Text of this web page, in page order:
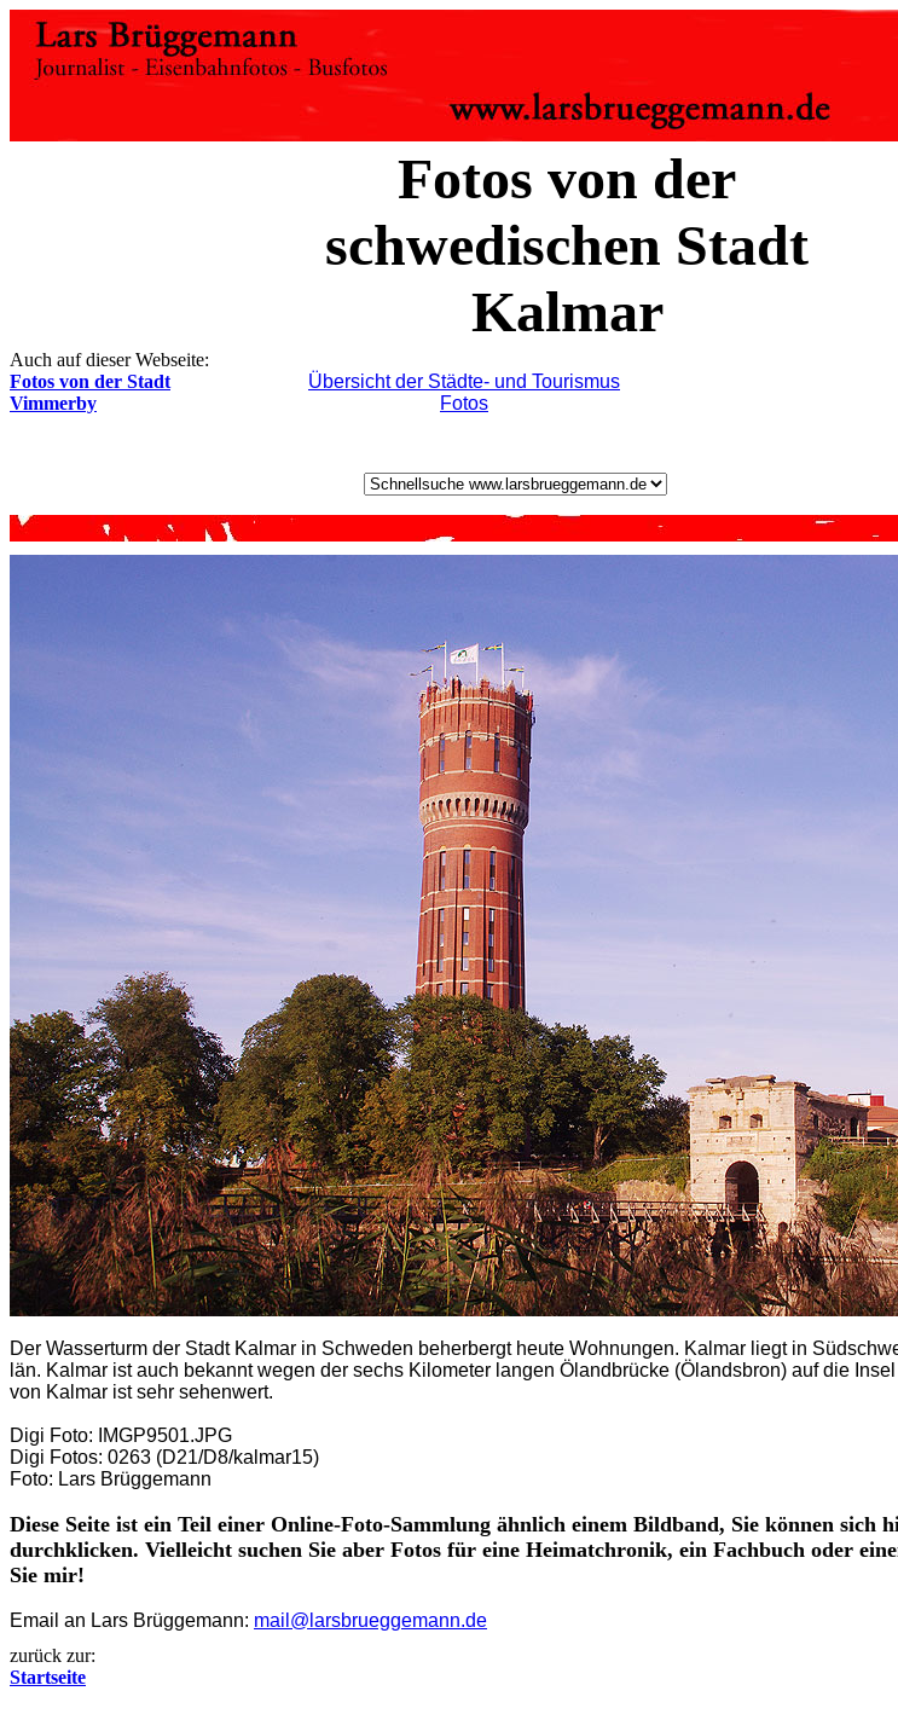
Fotos von der
schwedischen Stadt
Kalmar
Auch auf dieser Webseite:
Fotos von der Stadt
Vimmerby
Übersicht der Städte- und Tourismus
Fotos
Der Wasserturm der Stadt Kalmar in Schweden beherbergt heute Wohnungen. Kalmar liegt in
län. Kalmar ist auch bekannt wegen der sechs Kilometer langen Ölandbrücke (Ölandsbron) auf die
von Kalmar ist sehr sehenwert.
Digi Foto: IMGP9501.JPG
Digi Fotos: 0263 (D21/D8/kalmar15)
Foto: Lars Brüggemann
Diese Seite ist ein Teil einer Online-Foto-Sammlung ähnlich einem Bildband, Sie können sich
durchklicken. Vielleicht suchen Sie aber Fotos für eine Heimatchronik, ein Fachbuch oder
Sie mir!
Email an Lars Brüggemann: mail@larsbrueggemann.de
zurück zur:
Startseite